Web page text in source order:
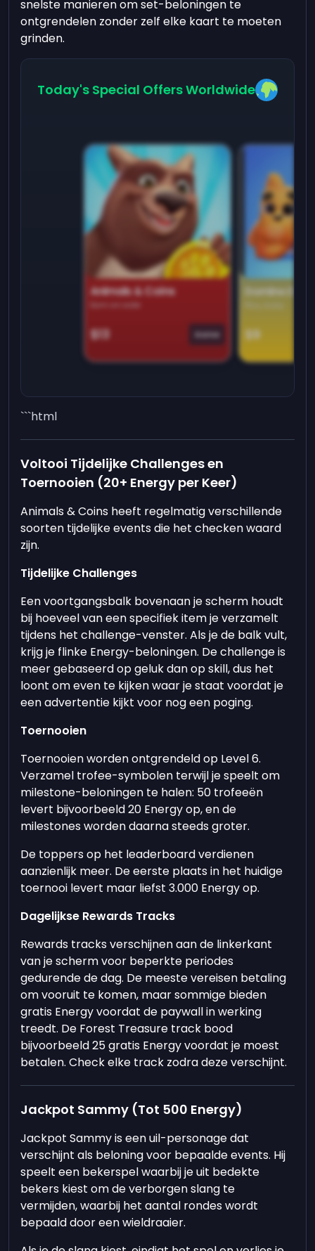
snelste manieren om set-beloningen te
ontgrendelen zonder zelf elke kaart te moeten
grinden.
Today's Special Offers Worldwide
Animals & Coins
Earn on side
$13 Game
Domino
$9
```html
Voltooi Tijdelijke Challenges en
Toernooien (20+ Energy per Keer)
Animals & Coins heeft regelmatig verschillende
soorten tijdelijke events die het checken waard
zijn.
Tijdelijke Challenges
Een voortgangsbalk bovenaan je scherm houdt
bij hoeveel van een specifiek item je verzamelt
tijdens het challenge-venster. Als je de balk vult,
krijg je flinke Energy-beloningen. De challenge is
meer gebaseerd op geluk dan op skill, dus het
loont om even te kijken waar je staat voordat je
een advertentie kijkt voor nog een poging.
Toernooien
Toernooien worden ontgrendeld op Level 6.
Verzamel trofee-symbolen terwijl je speelt om
milestone-beloningen te halen: 50 trofeeën
levert bijvoorbeeld 20 Energy op, en de
milestones worden daarna steeds groter.
De toppers op het leaderboard verdienen
aanzienlijk meer. De eerste plaats in het huidige
toernooi levert maar liefst 3.000 Energy op.
Dagelijkse Rewards Tracks
Rewards tracks verschijnen aan de linkerkant
van je scherm voor beperkte periodes
gedurende de dag. De meeste vereisen betaling
om vooruit te komen, maar sommige bieden
gratis Energy voordat de paywall in werking
treedt. De Forest Treasure track bood
bijvoorbeeld 25 gratis Energy voordat je moest
betalen. Check elke track zodra deze verschijnt.
Jackpot Sammy (Tot 500 Energy)
Jackpot Sammy is een uil-personage dat
verschijnt als beloning voor bepaalde events. Hij
speelt een bekerspel waarbij je uit bedekte
bekers kiest om de verborgen slang te
vermijden, waarbij het aantal rondes wordt
bepaald door een wieldraaier.